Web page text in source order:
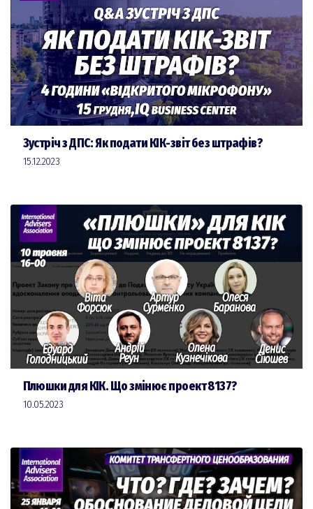
Зустріч з ДПС: Як подати КІК-звіт без штрафів?
15.12.2023
Плюшки для КІК. Що змінює проект 8137?
10.05.2023